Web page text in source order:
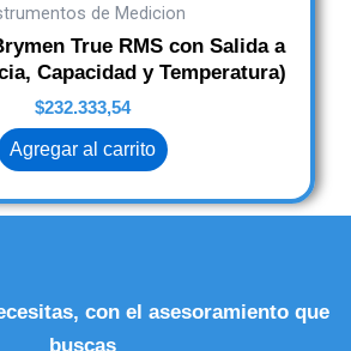
de Medicion
True RMS con Salida a
Capacidad y Temperatura)
$232.333,54
Agregar al carrito
con el asesoramiento que
buscas